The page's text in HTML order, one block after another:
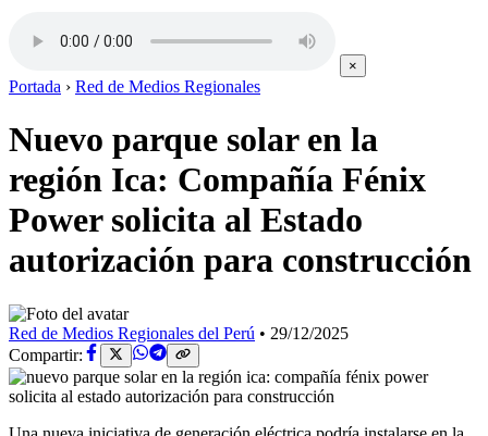
×
Portada › Red de Medios Regionales
Nuevo parque solar en la
región Ica: Compañía Fénix
Power solicita al Estado
autorización para construcción
Red de Medios Regionales del Perú • 29/12/2025
Compartir: